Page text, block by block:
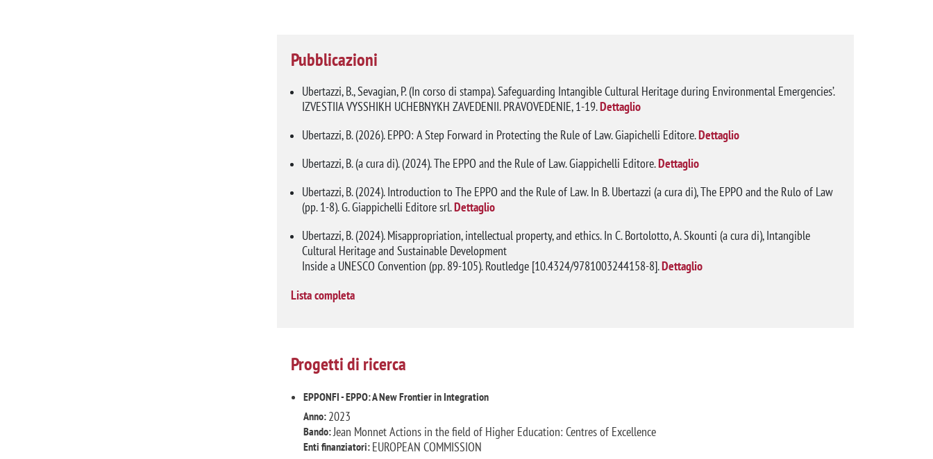
Pubblicazioni
Ubertazzi, B., Sevagian, P. (In corso di stampa). Safeguarding Intangible Cultural Heritage during Environmental Emergencies’.
IZVESTIIA VYSSHIKH UCHEBNYKH ZAVEDENII. PRAVOVEDENIE, 1-19.Dettaglio
Ubertazzi, B. (2026). EPPO: A Step Forward in Protecting the Rule of Law. Giapichelli Editore.Dettaglio
Ubertazzi, B. (a cura di). (2024). The EPPO and the Rule of Law. Giappichelli Editore.Dettaglio
Ubertazzi, B. (2024). Introduction to The EPPO and the Rule of Law. In B. Ubertazzi (a cura di), The EPPO and the Rulo of Law
(pp. 1-8). G. Giappichelli Editore srl.Dettaglio
Ubertazzi, B. (2024). Misappropriation, intellectual property, and ethics. In C. Bortolotto, A. Skounti (a cura di), Intangible
Cultural Heritage and Sustainable Development
Inside a UNESCO Convention (pp. 89-105). Routledge [10.4324/9781003244158-8].Dettaglio
Lista completa
Progetti di ricerca
EPPONFI - EPPO: A New Frontier in Integration
Anno: 2023
Bando:Jean Monnet Actions in the field of Higher Education: Centres of Excellence
Enti finanziatori: EUROPEAN COMMISSION